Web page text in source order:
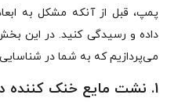
پمپ، قبل از آنکه مشکل به
داده و رسیدگی کنید. در این
می‌پردازیم که به شما در
1. نشت مایع خنک کننده در بخش جلویی خودرو